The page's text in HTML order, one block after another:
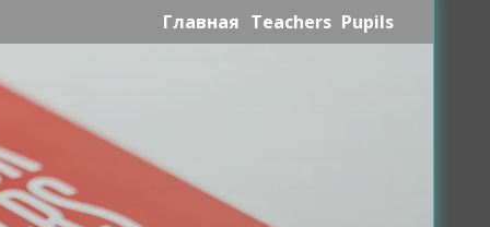
Главная Teachers Pupils